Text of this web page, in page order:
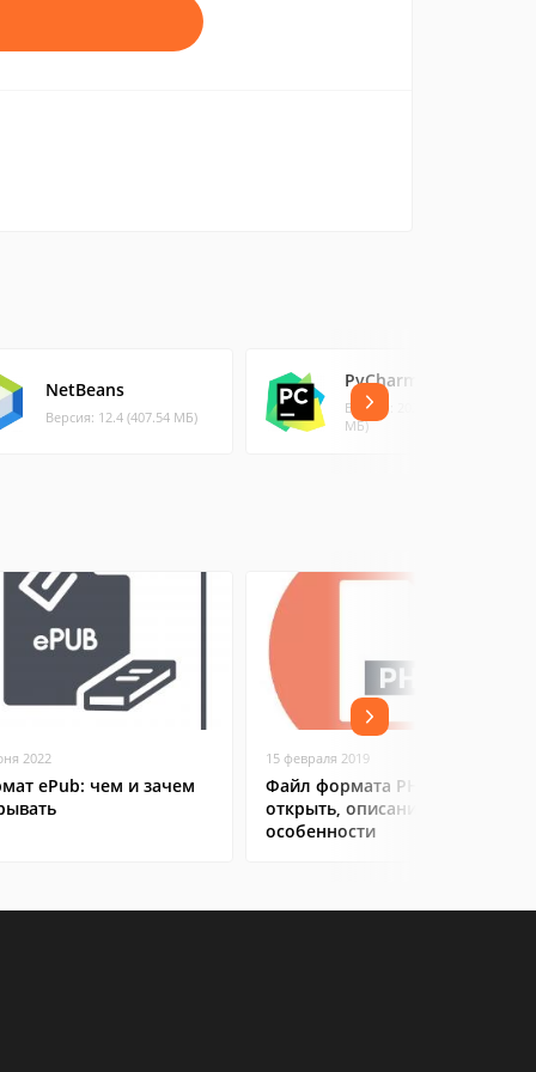
NetBeans
Версия: 12.4 (407.54 МБ)
PyCharm для Mac
Версия: 2022.1.3 (630.47
МБ)
2022
ePub: чем и зачем
15 февраля 2019
Файл формата PHP: чем
открыть, описание,
особенности